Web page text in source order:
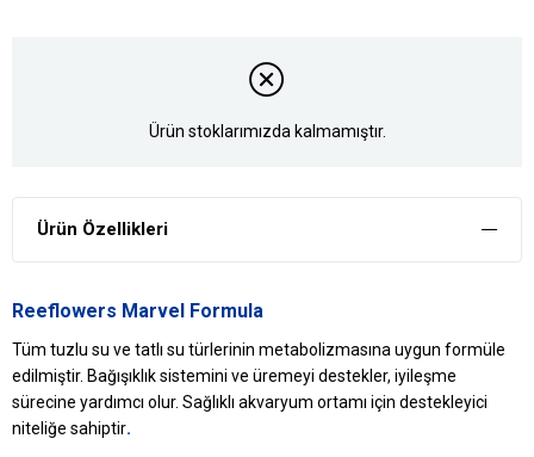
Ürün stoklarımızda kalmamıştır.
Ürün Özellikleri
Reeflowers Marvel Formula
Tüm tuzlu su ve tatlı su türlerinin metabolizmasına uygun formüle
edilmiştir. Bağışıklık sistemini ve üremeyi destekler, iyileşme
sürecine yardımcı olur. Sağlıklı akvaryum ortamı için destekleyici
niteliğe sahiptir.